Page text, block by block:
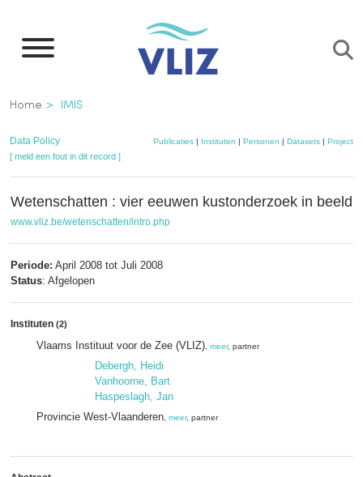
naar
inhoud
gaan
Kruimelpad
Home IMIS
Data Policy Publicaties | Instituten | Personen | Datasets | Projecten
[ meld een fout in dit record ]
Wetenschatten : vier eeuwen kustonderzoek in beeld
www.vliz.be/wetenschatten/intro.php
Periode: April 2008 tot Juli 2008
Status: Afgelopen
Instituten (2)
Vlaams Instituut voor de Zee (VLIZ) meer, partner
Debergh, Heidi
Vanhoorne, Bart
Haspeslagh, Jan
Provincie West-Vlaanderen meer, partner